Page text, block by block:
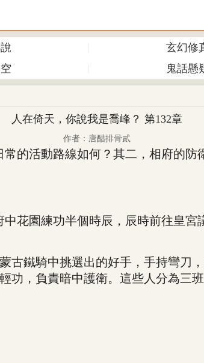
玄幻修
鬼話懸
人在倚天，你說我是喬峰？ 第132章
作者：唐醋排骨貳
活動路線如何？其二，相府的防
園練功半個時辰，辰時前往皇宮
鐵騎中挑選出的好手，手持彎刀
功，負責暗中護衛。這些人分為三